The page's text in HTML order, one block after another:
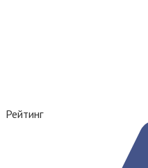
Рейтинг